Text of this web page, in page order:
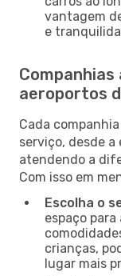
vantagem
e
aeroportos
Cada
serviço, desde
atendendo a
Com isso em
Escolha o
espaço
crianças,
lugar mais